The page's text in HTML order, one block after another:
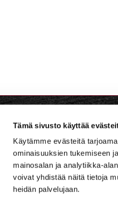
Tämä sivusto käyttää
Käytämme evästeitä
ominaisuuksien tukemiseen
mainosalan ja analytiikka-
voivat yhdistää näitä tietoja
heidän palvelujaan.
Iitti Golf
Iitintie 684,